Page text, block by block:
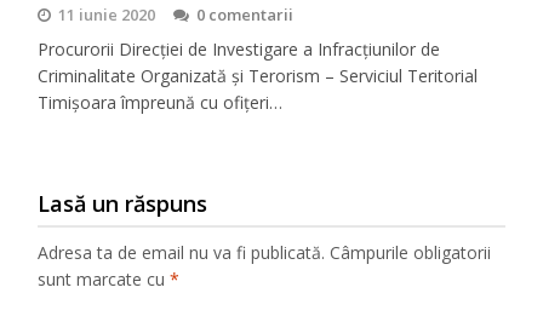
11 iunie 2020 0 comentarii
Procurorii Direcției de Investigare a Infracțiunilor de
Criminalitate Organizată și Terorism – Serviciul Teritorial
Timișoara împreună cu ofițeri…
Lasă un răspuns
Adresa ta de email nu va fi publicată. Câmpurile obligatorii
sunt marcate cu*